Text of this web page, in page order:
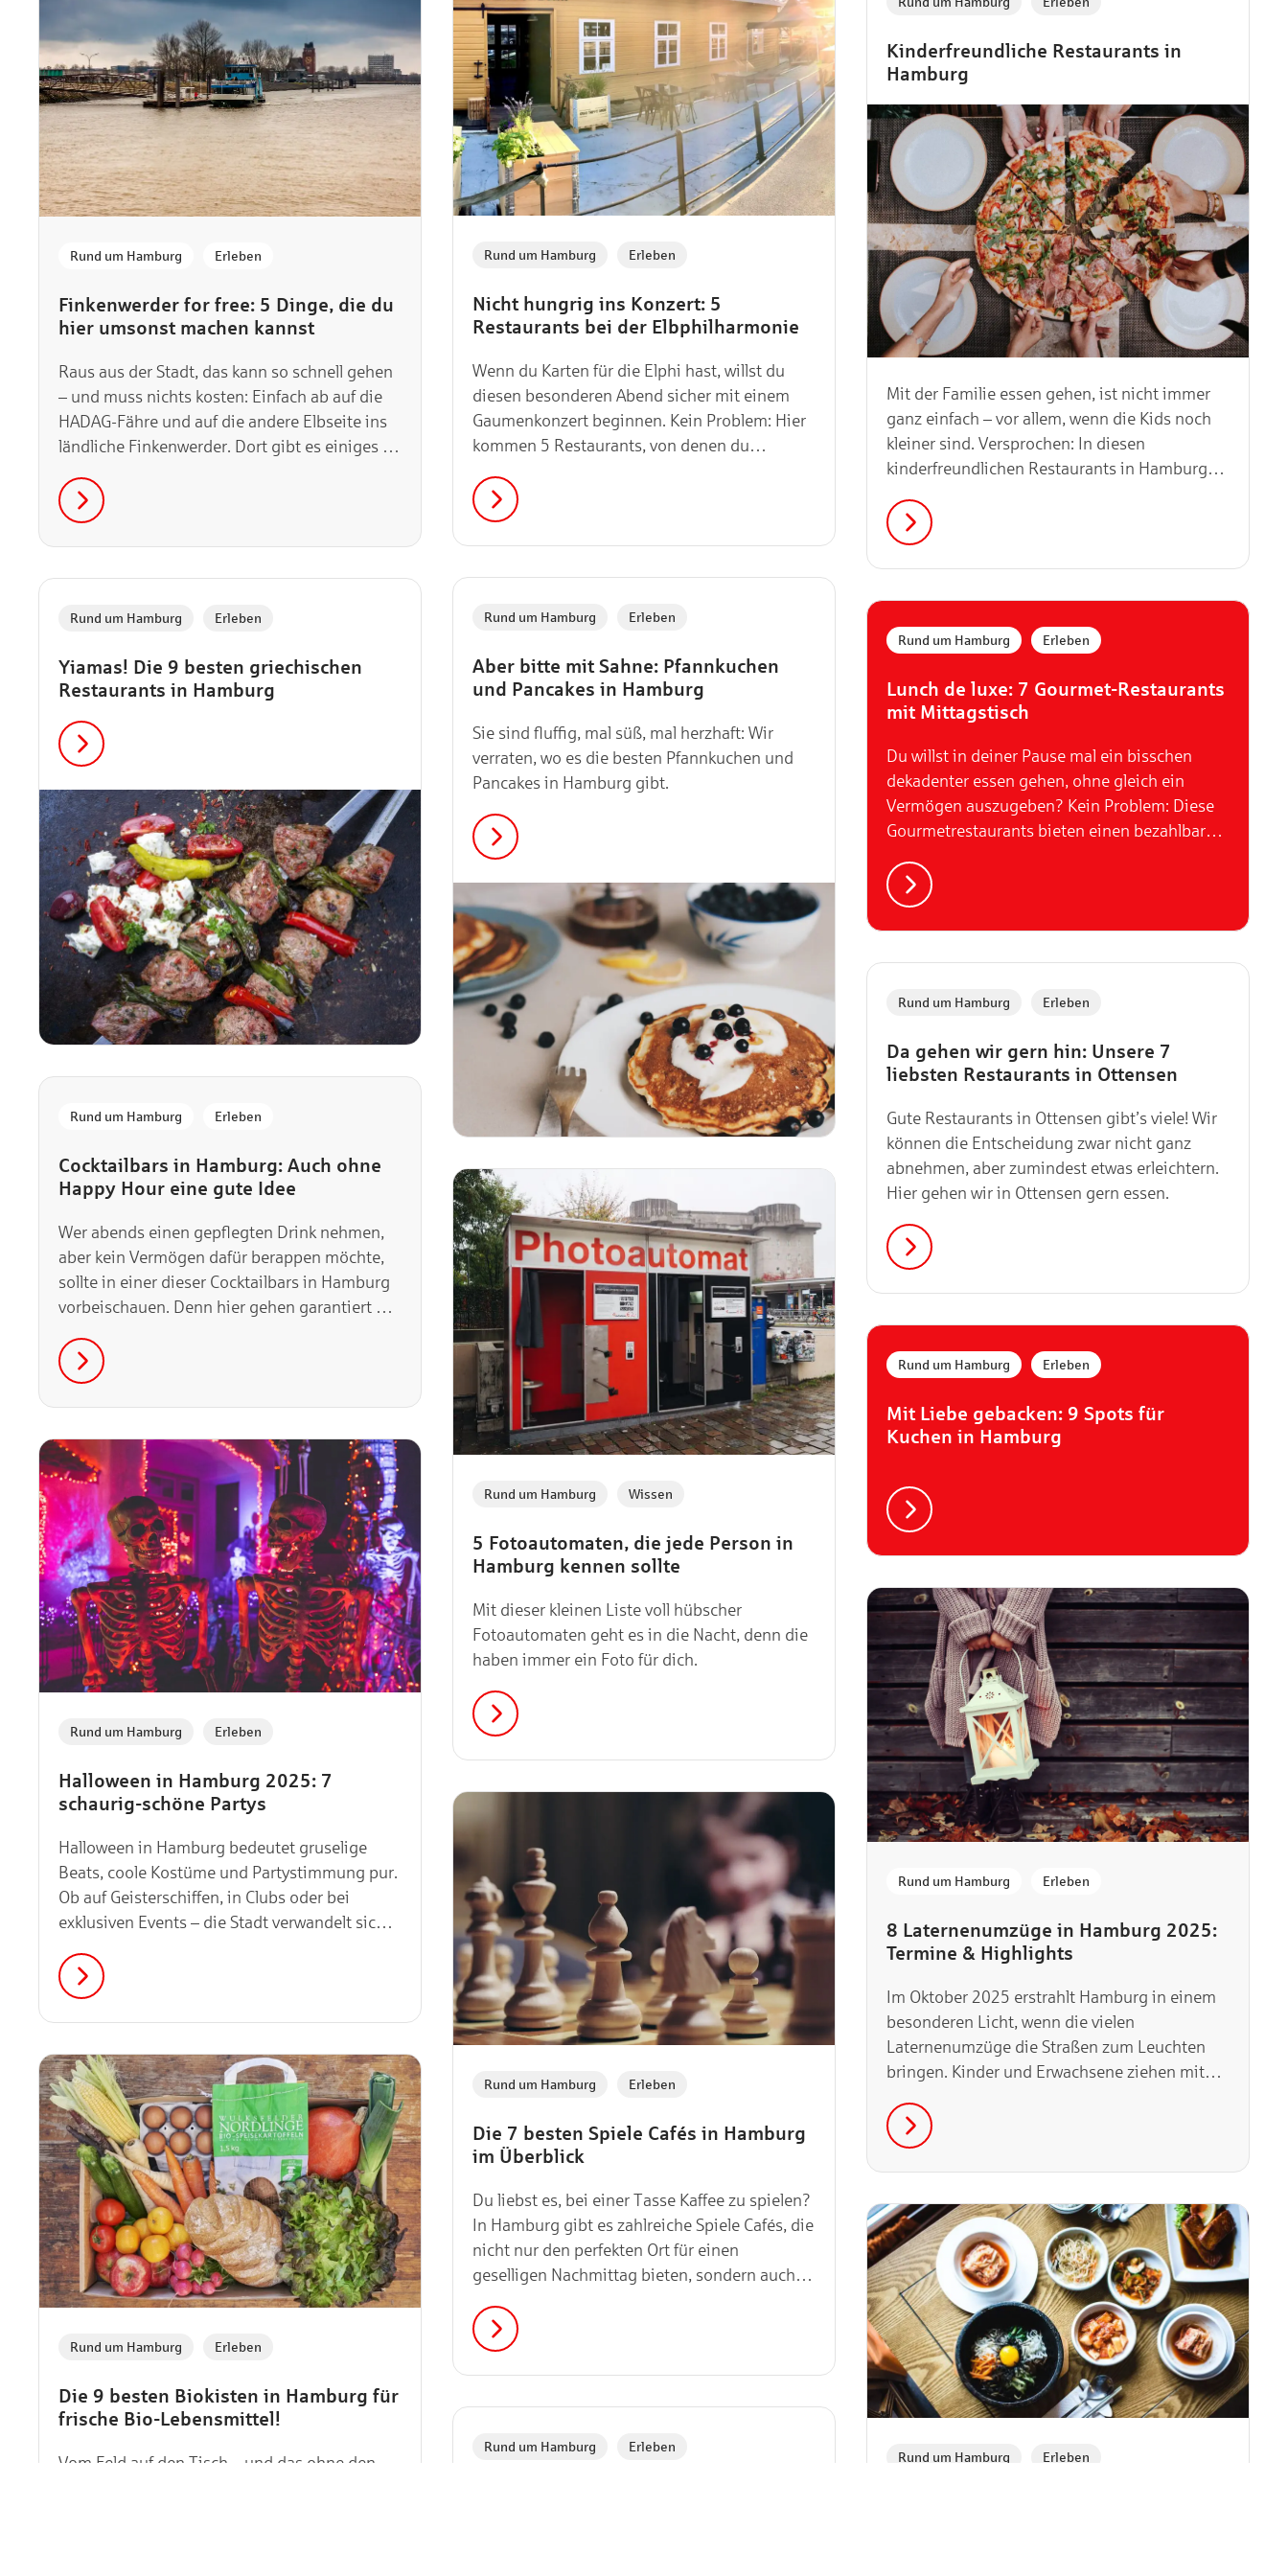
Finkenwerder for free: 5 Dinge, die du
hier umsonst machen kannst
Rund um Hamburg Erleben
Raus aus der Stadt, das kann so schnell gehen
– und muss nichts kosten: Einfach ab auf die
HADAG-Fähre und auf die andere Elbseite ins
ländliche Finkenwerder. Dort gibt es einiges zu
gratis.
Nicht hungrig ins Konzert: 5
Restaurants bei der Elbphilharmonie
Rund um Hamburg Erleben
Wenn du Karten für die Elphi hast, willst du
diesen besonderen Abend sicher mit einem
Gaumenkonzert beginnen. Kein Problem: Hier
kommen 5 Restaurants, von denen du
erreichst.
Kinderfreundliche Restaurants in
Hamburg
Mit der Familie essen gehen, ist nicht immer
ganz einfach – vor allem, wenn die Kids noch
kleiner sind. Versprochen: In diesen
kinderfreundlichen Restaurants in Hamburg
Aber bitte mit Sahne: Pfannkuchen
und Pancakes in Hamburg
Rund um Hamburg Erleben
Sie sind fluffig, mal süß, mal herzhaft: Wir
verraten, wo es die besten Pfannkuchen und
Pancakes in Hamburg gibt.
Yiamas! Die 9 besten griechischen
Restaurants in Hamburg
Rund um Hamburg Erleben
Lunch de luxe: 7 Gourmet-Restaurants
mit Mittagstisch
Rund um Hamburg Erleben
Du willst in deiner Pause mal ein bisschen
dekadenter essen gehen, ohne gleich ein
Vermögen auszugeben? Kein Problem: Diese
Gourmetrestaurants bieten einen bezahlbaren
Da gehen wir gern hin: Unsere 7
liebsten Restaurants in Ottensen
Rund um Hamburg Erleben
Gute Restaurants in Ottensen gibt’s viele! Wir
können die Entscheidung zwar nicht ganz
abnehmen, aber zumindest etwas erleichtern.
Hier gehen wir in Ottensen gern essen.
Cocktailbars in Hamburg: Auch ohne
Happy Hour eine gute Idee
Rund um Hamburg Erleben
Wer abends einen gepflegten Drink nehmen,
aber kein Vermögen dafür berappen möchte,
sollte in einer dieser Cocktailbars in Hamburg
vorbeischauen. Denn hier gehen garantiert nur
5 Fotoautomaten, die jede Person in
Hamburg kennen sollte
Rund um Hamburg Wissen
Mit dieser kleinen Liste voll hübscher
Fotoautomaten geht es in die Nacht, denn die
haben immer ein Foto für dich.
Mit Liebe gebacken: 9 Spots für
Kuchen in Hamburg
Rund um Hamburg Erleben
Halloween in Hamburg 2025: 7
schaurig-schöne Partys
Rund um Hamburg Erleben
Halloween in Hamburg bedeutet gruselige
Beats, coole Kostüme und Partystimmung pur.
Ob auf Geisterschiffen, in Clubs oder bei
exklusiven Events – die Stadt verwandelt sich
Nacht. Mach dich bereit für die besten
Halloween-Partys im Oktober 2025!
8 Laternenumzüge in Hamburg 2025:
Termine & Highlights
Rund um Hamburg Erleben
Im Oktober 2025 erstrahlt Hamburg in einem
besonderen Licht, wenn die vielen
Laternenumzüge die Straßen zum Leuchten
bringen. Kinder und Erwachsene ziehen mit
Gassen. Wo du mitmachen kannst, erfährst du
in unserer Übersicht!
Die 7 besten Spiele Cafés in Hamburg
im Überblick
Rund um Hamburg Erleben
Du liebst es, bei einer Tasse Kaffee zu spielen?
In Hamburg gibt es zahlreiche Spiele Cafés, die
nicht nur den perfekten Ort für einen
geselligen Nachmittag bieten, sondern auch
kannst du Schach spielen, neue Games
entdecken oder einfach mit Freund:innen
entspannen.
Die 9 besten Biokisten in Hamburg für
frische Bio-Lebensmittel!
Rund um Hamburg Erleben
Vom Feld auf den Tisch – und das ohne den
Rund um Hamburg Erleben
Rund um Hamburg Erleben